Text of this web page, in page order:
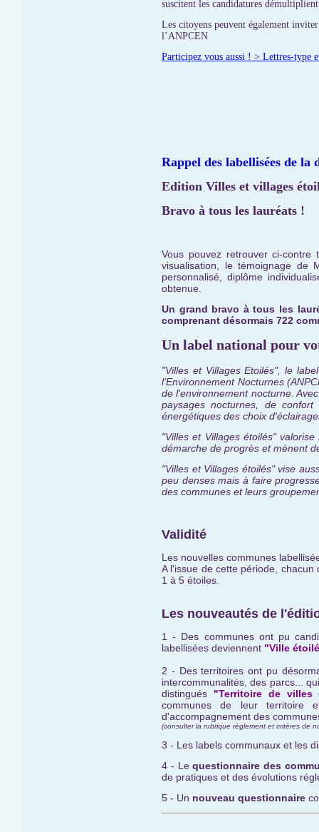
suscitent les candidatures
Les citoyens peuvent également
l’ANPCEN
Participez vous aussi ! > Lettres-type
Rappel des labellisées de la
Edition Villes et villages
Bravo à tous les lauréats !
Vous pouvez retrouver ci-
visualisation, le témoignage de
personnalisé, diplôme
obtenue.
Un grand bravo à tous les
comprenant désormais 722
Un label national pour
"Villes et Villages Etoilés", le
l'Environnement Nocturnes
de l'environnement nocturne.
paysages nocturnes, de
énergétiques des choix
"Villes et Villages étoilés"
démarche de progrès et mènent
"Villes et Villages étoilés" vise
peu denses mais à faire
des communes et leurs
Validité
Les nouvelles communes
A l'issue de cette période,
1 à 5 étoiles.
Les nouveautés de
1 - Des communes ont pu
labellisées deviennent "Ville
2 - Des territoires ont pu
intercommunalités, des parcs...
distingués "Territoire de
communes de leur territoire
d'accompagnement des
(consulter la rubrique règlement et critères de
3 - Les labels communaux et les
4 - Lequestionnaire des
de pratiques et des évolutions
5 - Un nouveau questionnaire